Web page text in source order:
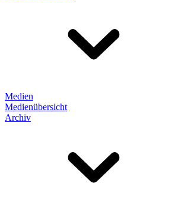
Medien
Medienübersicht
Archiv